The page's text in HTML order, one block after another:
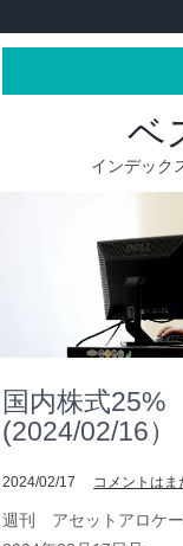
to
ベ
インデック
国内株式
(2024/02/16）
2024/02/17 コメントはま
週刊 アセットアロケ